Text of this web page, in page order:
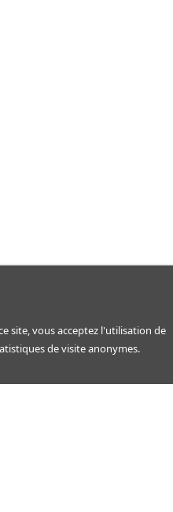
site, vous acceptez l'utilisation de
de visite anonymes.